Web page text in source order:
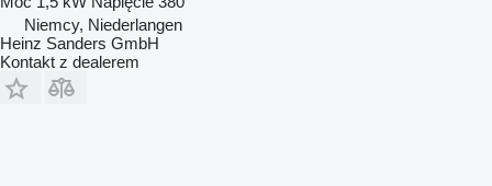
Niemcy, Niederlangen
Heinz Sanders GmbH
Kontakt z dealerem